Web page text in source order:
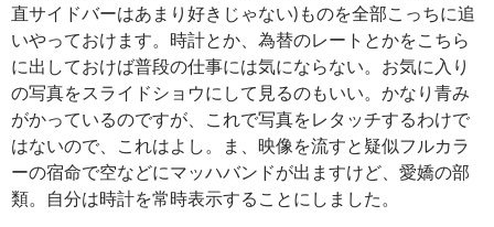
直サイドバーはあまり好きじゃない)ものを全部こっちに追
いやっておけます。時計とか、為替のレートとかをこちら
に出しておけば普段の仕事には気にならない。お気に入り
の写真をスライドショウにして見るのもいい。かなり青み
がかっているのですが、これで写真をレタッチするわけで
はないので、これはよし。ま、映像を流すと疑似フルカラ
ーの宿命で空などにマッハバンドが出ますけど、愛嬌の部
類。自分は時計を常時表示することにしました。